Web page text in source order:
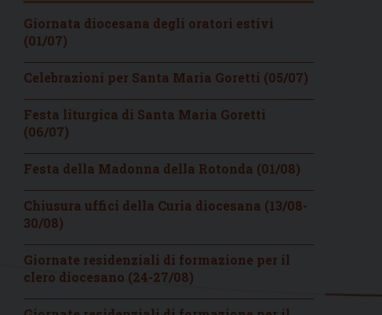
Giornata diocesana degli oratori estivi
(01/07)
Celebrazioni per Santa Maria Goretti (05/07)
Festa liturgica di Santa Maria Goretti
(06/07)
Festa della Madonna della Rotonda (01/08)
Chiusura uffici della Curia diocesana (13/08-
30/08)
Giornate residenziali di formazione per il
clero diocesano (24-27/08)